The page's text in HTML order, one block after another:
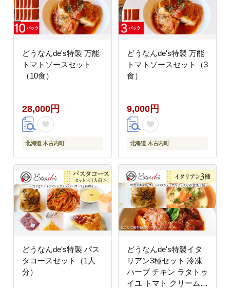
どうなんde's特製 万能
トマトソースセット
（10食）
28,000円
北海道 木古内町
どうなんde's特製 万能
トマトソースセット（3
食）
9,000円
北海道 木古内町
どうなんde's特製 パス
タコースセット（1人
分）
どうなんde's特製イタ
リアン3種セット 冷凍
ハーブ チキン ラタトゥ
イユ トマト クリーム煮